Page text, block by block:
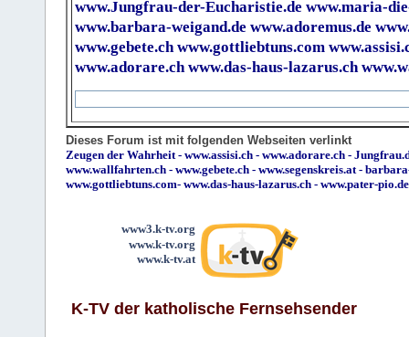
www.Jungfrau-der-Eucharistie.de www.maria-
www.barbara-weigand.de www.adoremus.de
www.gebete.ch www.gottliebtuns.com
www.adorare.ch www.das-haus-lazarus.ch
Dieses Forum ist mit folgenden Webseiten verlinkt
Zeugen der Wahrheit- www.assisi.ch - www.adorare.ch -
www.wallfahrten.ch - www.gebete.ch - www.segenskreis.at-
www.gottliebtuns.com- www.das-haus-lazarus.ch - www.pater-pio.de
www3.k-tv.org
www.k-tv.org
www.k-tv.at
K-TV der katholische Fernsehsender